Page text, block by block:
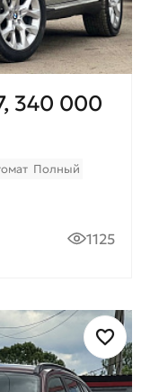
340 000
Полный
1125